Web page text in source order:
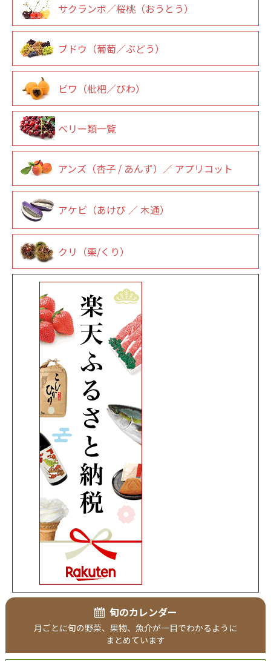
サクランボ／桜桃（おうとう）
ブドウ（葡萄／ぶどう）
ビワ（枇杷／びわ）
ベリー類一覧
アンズ（杏子 / あんず）／ アプリコット
アケビ（あけび ／ 木通）
クリ（栗/くり）
旬のカレンダー
月ごとに旬の野菜、 果物、 魚介が一目でわかるように
まとめています